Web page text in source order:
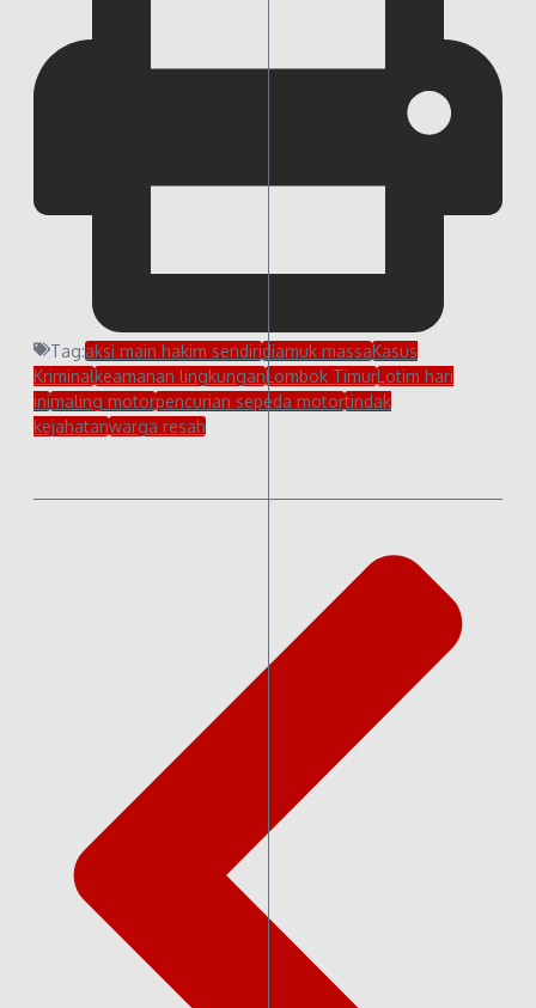
Tag:aksi main hakim sendiridiamuk massaKasus
Kriminalkeamanan lingkunganLombok TimurLotim hari
inimaling motorpencurian sepeda motortindak
kejahatanwarga resah